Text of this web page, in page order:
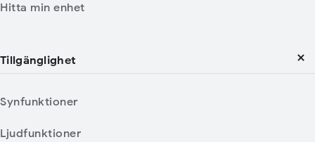
Hitta min enhet
Tillgänglighet
Synfunktioner
Ljudfunktioner